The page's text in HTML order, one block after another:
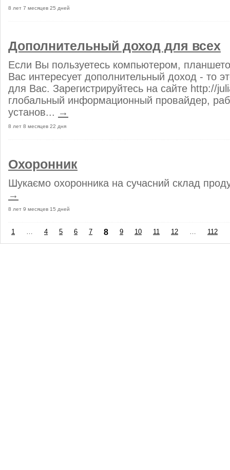
8 лет 7 месяцев 25 дней
Дополнительный доход для всех
Если Вы пользуетесь компьютером,
Вас интересует дополнительный доход - то
для Вас. Зарегистрируйтесь на сайте http://
глобальный информационный провайдер,
установ... →
8 лет 8 месяцев 22 дня
Охоронник
Шукаємо охоронника на сучасний склад
→
8 лет 9 месяцев 15 дней
1 … 4 5 6 7 8 9 10 11 12 … 112